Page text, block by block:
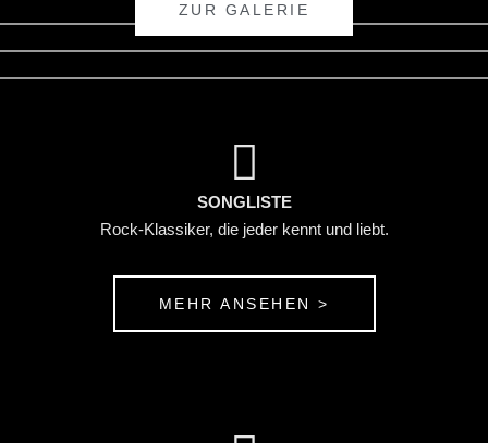
ZUR GALERIE
SONGLISTE
Rock-Klassiker, die jeder kennt und liebt.
MEHR ANSEHEN >